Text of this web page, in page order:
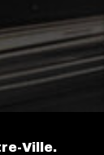
Ville.